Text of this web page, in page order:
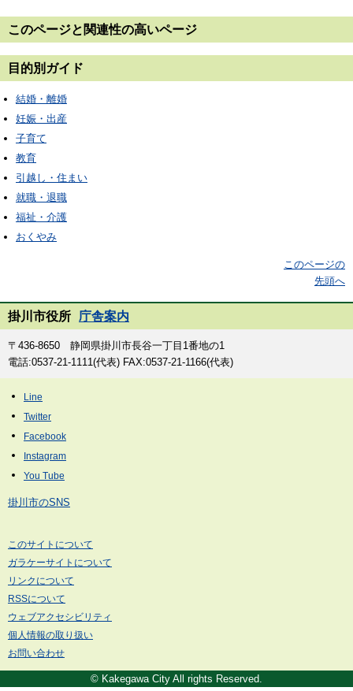
このページと 関連性の高いページ
目的別ガイド
結婚・離婚
妊娠・出産
子育て
教育
引越し・住まい
就職・退職
福祉・介護
おくやみ
このページの
先頭へ
掛川市役所 庁舎案内
〒436-8650 静岡県掛川市長谷一丁目1番地の1
電話:0537-21-1111(代表) FAX:0537-21-1166(代表)
掛川市のSNS
このサイトについて
ガラケーサイトについて
リンクについて
RSSについて
ウェブアクセシビリティ
個人情報の取り扱い
お問い合わせ
© Kakegawa City All rights Reserved.